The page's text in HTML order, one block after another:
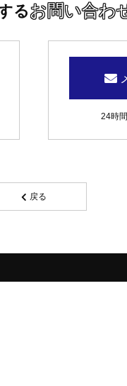
るお問い合わ
24時
戻る